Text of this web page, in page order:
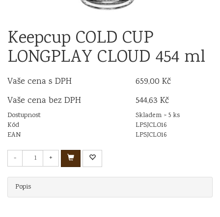
Keepcup COLD CUP
LONGPLAY CLOUD 454 ml
Vaše cena s DPH
659,00 Kč
Vaše cena bez DPH
544,63 Kč
Dostupnost
Skladem > 5 ks
Kód
LPSJCLO16
EAN
LPSJCLO16
- +
Popis